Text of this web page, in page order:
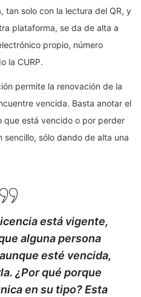
tan solo con la lectura del QR, y
plataforma, se da de alta a
propio, número
la CURP.
permite la renovación de la
vencida. Basta anotar el
que está vencido o por perder
sólo dando de alta una
está vigente,
alguna persona
esté vencida,
¿Por qué porque
en su tipo? Esta